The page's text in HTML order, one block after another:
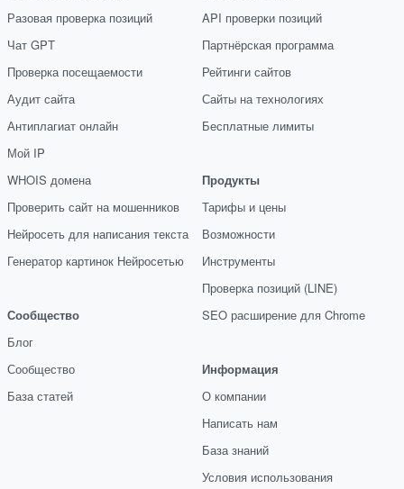
Разовая проверка позиций
Чат GPT
Проверка посещаемости
Аудит сайта
Антиплагиат онлайн
Мой IP
WHOIS домена
Проверить сайт на мошенников
Нейросеть для написания текста
Генератор картинок Нейросетью
Сообщество
Блог
Сообщество
База статей
API проверки позиций
Партнёрская программа
Рейтинги сайтов
Сайты на технологиях
Бесплатные лимиты
Продукты
Тарифы и цены
Возможности
Инструменты
Проверка позиций (LINE)
SEO расширение для Chrome
Информация
О компании
Написать нам
База знаний
Условия использования